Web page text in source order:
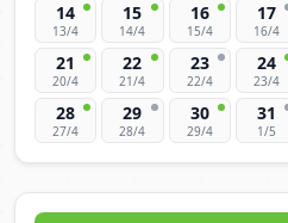
14
13/4
15
14/4
16
15/4
17
16/4
21
20/4
22
21/4
23
22/4
24
23/4
28
27/4
29
28/4
30
29/4
31
1/5